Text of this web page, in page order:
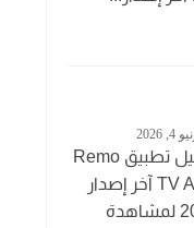
2026
تحميل تطبيق Remo
TV APK آخر إصدار
2026 لمشاهدة